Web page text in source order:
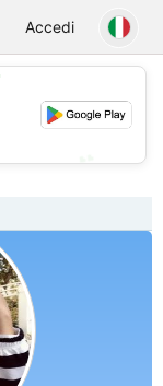
Accedi